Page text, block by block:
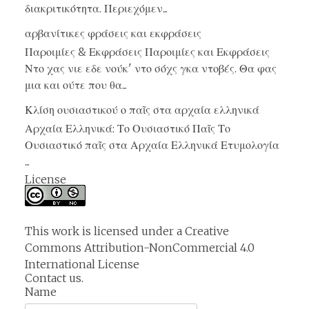
διακριτικότητα. Περιεχόμεν...
αρβανίτικες φράσεις και εκφράσεις
Παροιμίες & Εκφράσεις Παροιμίες και Εκφράσεις
Ντο χας νιε εδε νούκ' ντο σόχς γκα ντοβές. Θα φας
μια και ούτε που θα...
Κλίση ουσιαστικού ο παῖς στα αρχαία ελληνικά
Αρχαία Ελληνικά: Το Ουσιαστικό Παῖς Το
Ουσιαστικό παῖς στα Αρχαία Ελληνικά Ετυμολογία
...
License
This work is licensed under a Creative
Commons Attribution-NonCommercial 4.0
International License
Contact us.
Name